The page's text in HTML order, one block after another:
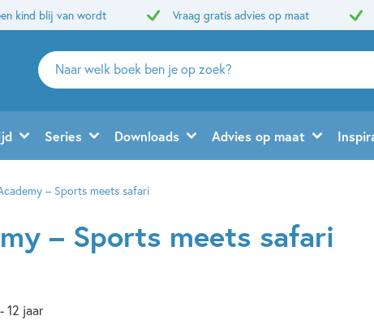
kind blij van wordt Vraag gratis advies op maat
Zoeken
naar
en
uitgevers
Series Downloads Advies op maat
– Sports meets safari
– Sports meets safari
12 jaar